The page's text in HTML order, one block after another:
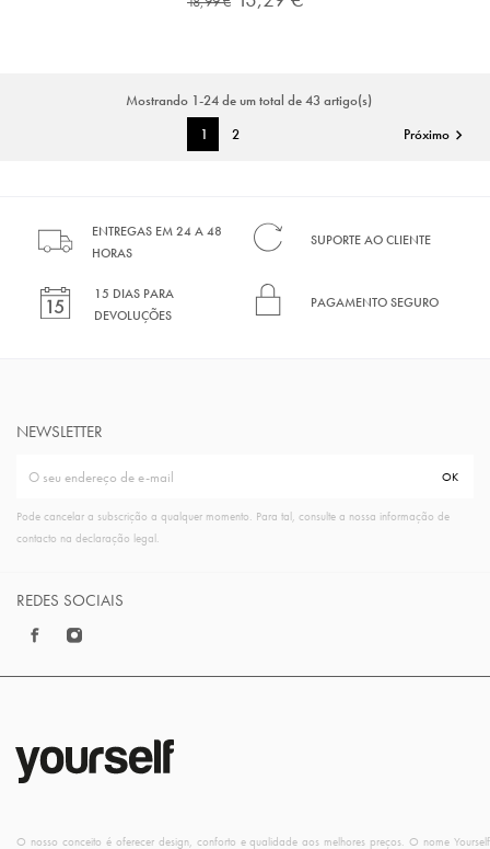
Mostrando 1-24 de um total de 43 artigo(s)
1
2 Próximo 
ENTREGAS EM 24 A 48
HORAS
SUPORTE AO CLIENTE
15 DIAS PARA
DEVOLUÇÕES
PAGAMENTO SEGURO
NEWSLETTER
Pode cancelar a subscrição a qualquer momento. Para tal, consulte a nossa informação de
contacto na declaração legal.
REDES SOCIAIS
O nosso conceito é oferecer design, conforto e qualidade aos melhores preços. O nome Yourself